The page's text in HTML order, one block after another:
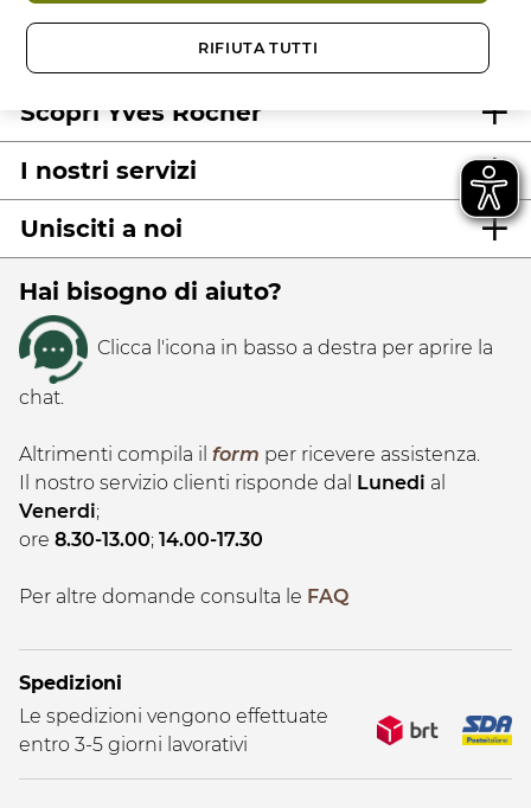
Scopri Yves Rocher
I nostri servizi
Unisciti a noi
Hai bisogno di aiuto?
Clicca l'icona in basso a destra per aprire la
chat.
Altrimenti compila il form per ricevere assistenza.
Il nostro servizio clienti risponde dal Lunedi al
Venerdi;
ore 8.30-13.00; 14.00-17.30
Per altre domande consulta le FAQ
Spedizioni
Le spedizioni vengono effettuate
entro 3-5 giorni lavorativi
RIFIUTA TUTTI